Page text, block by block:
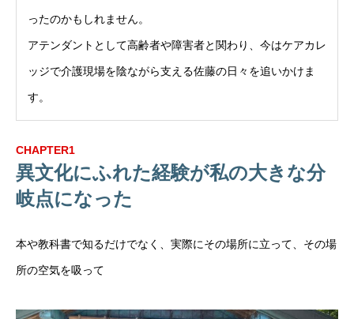
ったのかもしれません。
アテンダントとして高齢者や障害者と関わり、今はケアカレ
ッジで介護現場を陰ながら支える佐藤の日々を追いかけま
す。
CHAPTER1
異文化にふれた経験が私の大きな分
岐点になった
本や教科書で知るだけでなく、実際にその場所に立って、その場
所の空気を吸って